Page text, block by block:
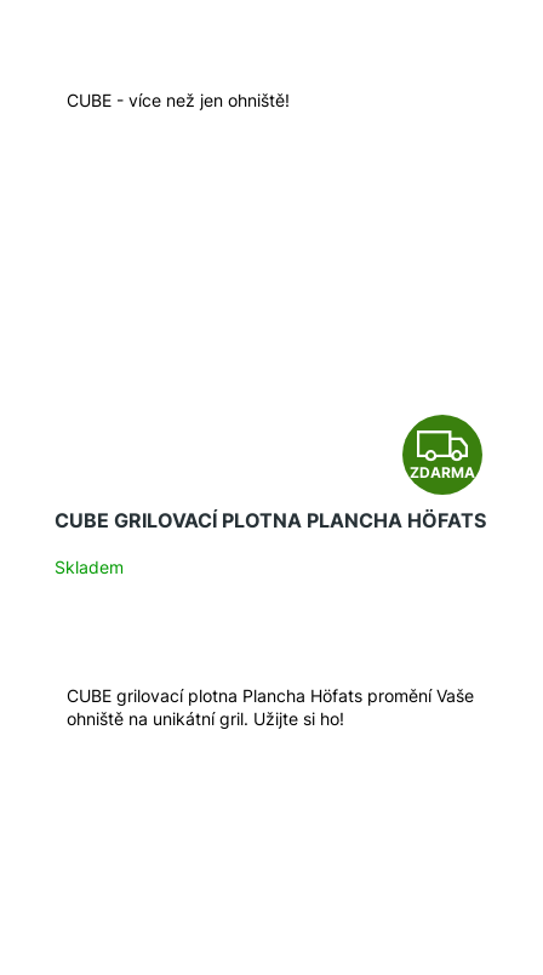
CUBE - více než jen ohniště!
Z
D
A
ZDARMA
CUBE GRILOVACÍ PLOTNA PLANCHA HÖFATS
Skladem
CUBE grilovací plotna Plancha Höfats promění Vaše
ohniště na unikátní gril. Užijte si ho!